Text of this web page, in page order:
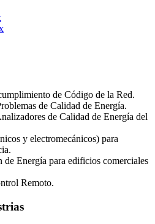
de Código de la Red.
de Calidad de Energía.
de Calidad de Energía del
y electromecánicos) para
de Energía para edificios comerciales
Remoto.